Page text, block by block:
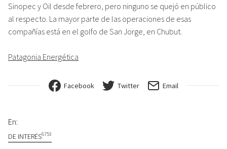
Sinopec y Oil desde febrero, pero ninguno se quejó en público
al respecto. La mayor parte de las operaciones de esas
compañías está en el golfo de San Jorge, en Chubut.
Patagonia Energética
Facebook Twitter Email
En:
DE INTERÉS6753